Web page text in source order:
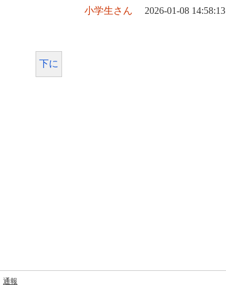
小学生さん 2026-01-08 14:58:13
下に
通報